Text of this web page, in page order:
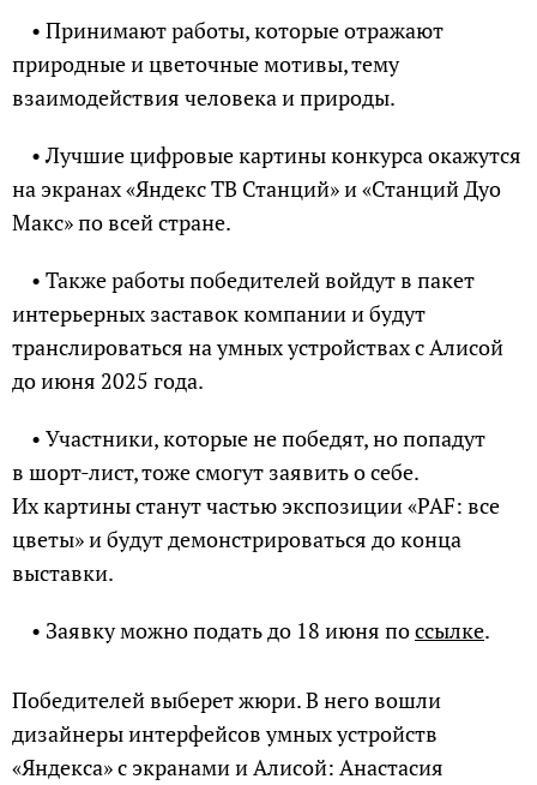
• Принимают работы, которые отражают
природные и цветочные мотивы, тему
взаимодействия человека и природы.
• Лучшие цифровые картины конкурса окажутся
на экранах «Яндекс ТВ Станций» и «Станций Дуо
Макс» по всей стране.
• Также работы победителей войдут в пакет
интерьерных заставок компании и будут
транслироваться на умных устройствах с Алисой
до июня 2025 года.
• Участники, которые не победят, но попадут
в шорт-лист, тоже смогут заявить о себе.
Их картины станут частью экспозиции «PAF: все
цветы» и будут демонстрироваться до конца
выставки.
• Заявку можно подать до 18 июня поссылке.
Победителей выберет жюри. В него вошли
дизайнеры интерфейсов умных устройств
«Яндекса» с экранами и Алисой: Анастасия